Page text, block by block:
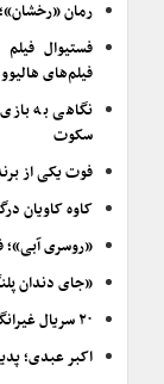
رمان
فیلم‌های
نگاهی به
سکوت
فوت یکی از
کاوه کاویان
«روسری آبی»؛
«جای دندان
۲۰ سریال غیرانگلیسی‌زبان برگزیده سال‌های اخیر
اکبر عبدی؛